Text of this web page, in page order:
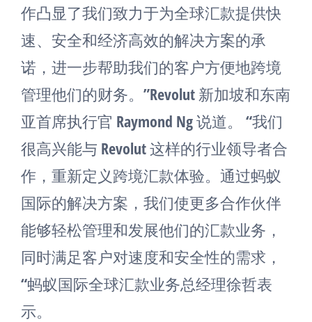
作凸显了我们致力于为全球汇款提供快
速、安全和经济高效的解决方案的承
诺，进一步帮助我们的客户方便地跨境
管理他们的财务。”Revolut 新加坡和东南
亚首席执行官 Raymond Ng 说道。 “我们
很高兴能与 Revolut 这样的行业领导者合
作，重新定义跨境汇款体验。通过蚂蚁
国际的解决方案，我们使更多合作伙伴
能够轻松管理和发展他们的汇款业务，
同时满足客户对速度和安全性的需求，
“蚂蚁国际全球汇款业务总经理徐哲表
示。